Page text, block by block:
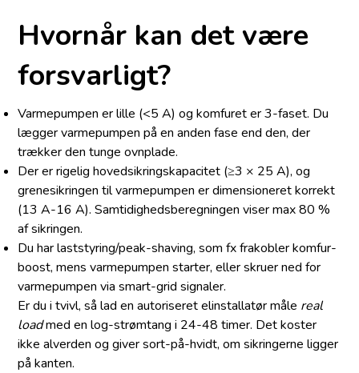
Hvornår kan det være
forsvarligt?
Varmepumpen er lille (<5 A) og komfuret er 3-faset. Du
lægger varmepumpen på en anden fase end den, der
trækker den tunge ovnplade.
Der er rigelig hovedsikringskapacitet (≥3 × 25 A), og
grenesikringen til varmepumpen er dimensioneret korrekt
(13 A-16 A). Samtidighedsberegningen viser max 80 %
af sikringen.
Du har laststyring/peak-shaving, som fx frakobler komfur-
boost, mens varmepumpen starter, eller skruer ned for
varmepumpen via smart-grid signaler.
Er du i tvivl, så lad en autoriseret elinstallatør måle real
loadmed en log-strømtang i 24-48 timer. Det koster
ikke alverden og giver sort-på-hvidt, om sikringerne ligger
på kanten.